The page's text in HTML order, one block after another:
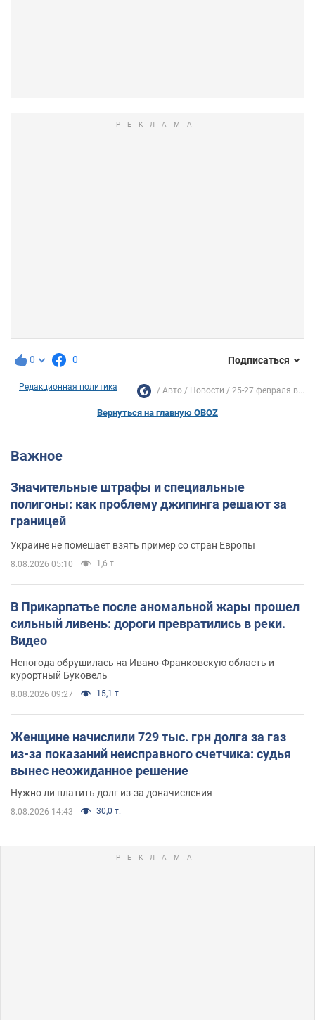
0 0 Подписаться
Редакционная политика Авто Новости 25-27 февраля в...
Вернуться на главную OBOZ
Важное
Значительные штрафы и специальные
полигоны: как проблему джипинга решают за
границей
Украине не помешает взять пример со стран Европы
8.08.2026 05:10 1,6 т.
В Прикарпатье после аномальной жары прошел
сильный ливень: дороги превратились в реки.
Видео
Непогода обрушилась на Ивано-Франковскую область и
курортный Буковель
8.08.2026 09:27 15,1 т.
Женщине начислили 729 тыс. грн долга за газ
из-за показаний неисправного счетчика: судья
вынес неожиданное решение
Нужно ли платить долг из-за доначисления
8.08.2026 14:43 30,0 т.